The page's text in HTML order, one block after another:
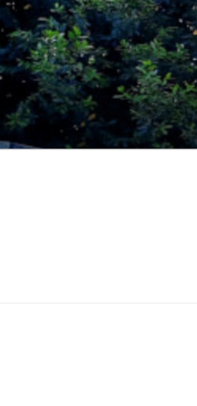
Salta
al
contenuto